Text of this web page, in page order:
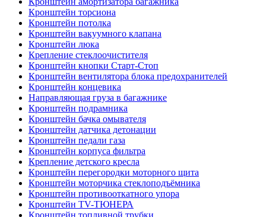
Кронштейн торсиона
Кронштейн потолка
Кронштейн вакуумного клапана
Кронштейн люка
Крепление стеклоочистителя
Кронштейн кнопки Старт-Стоп
Кронштейн вентилятора блока предохранителей
Кронштейн концевика
Направляющая груза в багажнике
Кронштейн подрамника
Кронштейн бачка омывателя
Кронштейн датчика детонации
Кронштейн педали газа
Кронштейн корпуса фильтра
Крепление детского кресла
Кронштейн перегородки моторного щита
Кронштейн моторчика стеклоподъёмника
Кронштейн противооткатного упора
Кронштейн TV-ТЮНЕРА
Кронштейн топливной трубки